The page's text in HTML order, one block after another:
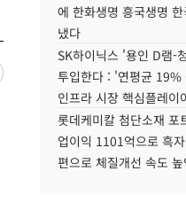
에 한화생명 흥국생명
냈다
SK하이닉스 '용인 D램-
투입한다 : '연평균 19%
인프라 시장 핵심플레이
롯데케미칼 첨단소재 포
업이익 1101억으로 흑
편으로 체질개선 속도